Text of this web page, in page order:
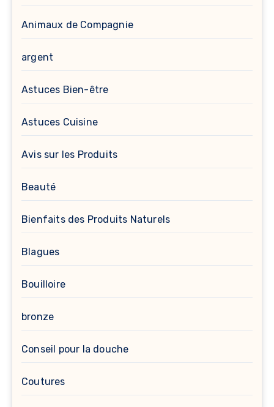
Animaux de Compagnie
argent
Astuces Bien-être
Astuces Cuisine
Avis sur les Produits
Beauté
Bienfaits des Produits Naturels
Blagues
Bouilloire
bronze
Conseil pour la douche
Coutures